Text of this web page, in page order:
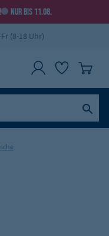
NUR BIS 11.08.
(8-18 Uhr)